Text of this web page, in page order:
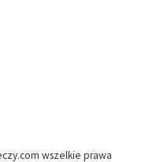
wszelkie prawa